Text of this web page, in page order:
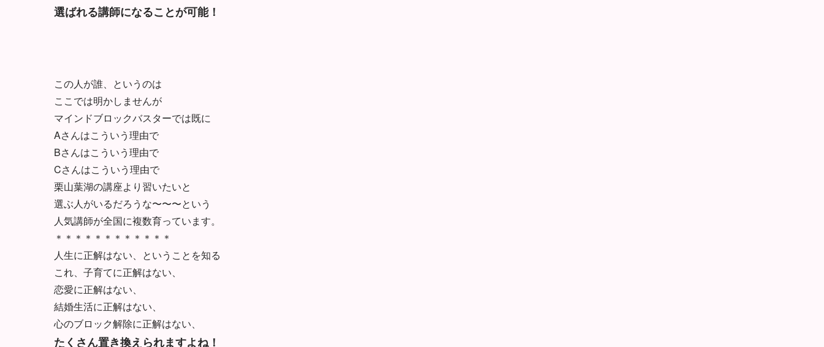
選ばれる講師になることが可能！
この人が誰、というのは
ここでは明かしませんが
マインドブロックバスターでは既に
Aさんはこういう理由で
Bさんはこういう理由で
Cさんはこういう理由で
栗山葉湖の講座より習いたいと
選ぶ人がいるだろうな〜〜〜という
人気講師が全国に複数育っています。
＊＊＊＊＊＊＊＊＊＊＊＊
人生に正解はない、ということを知る
これ、子育てに正解はない、
恋愛に正解はない、
結婚生活に正解はない、
心のブロック解除に正解はない、
たくさん置き換えられますよね！